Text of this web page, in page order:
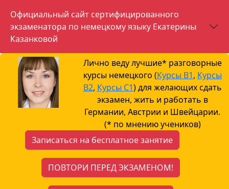
Официальный сайт сертифицированного
экзаменатора по немецкому языку Екатерины
Казанковой
Лично веду лучшие* разговорные
курсы немецкого (Курсы B1, Курсы
B2, Курсы С1) для желающих сдать
экзамен, жить и работать в
Германии, Австрии и Швейцарии.
(* по мнению учеников)
Записаться на бесплатное занятие
ПОВТОРИ ПЕРЕД ЭКЗАМЕНОМ!